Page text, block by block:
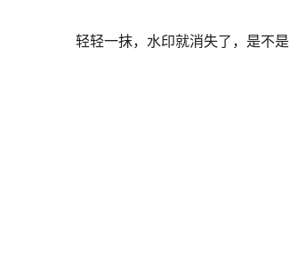
轻轻一抹，水印就消失了，是不